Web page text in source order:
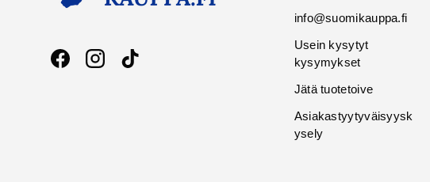
FacebookInstagramTikTok
info@suomikauppa.fi
Usein kysytyt
kysymykset
Jätä tuotetoive
Asiakastyytyväisyysk
ysely